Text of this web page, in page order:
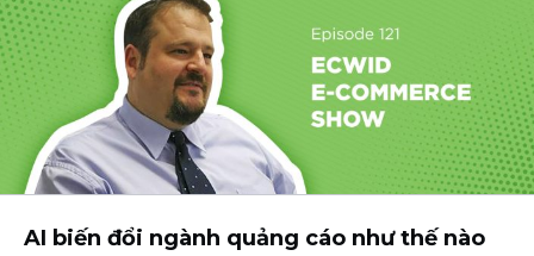
AI biến đổi ngành quảng cáo như thế nào